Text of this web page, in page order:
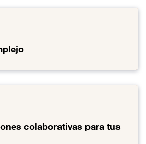
colaborativas para tus